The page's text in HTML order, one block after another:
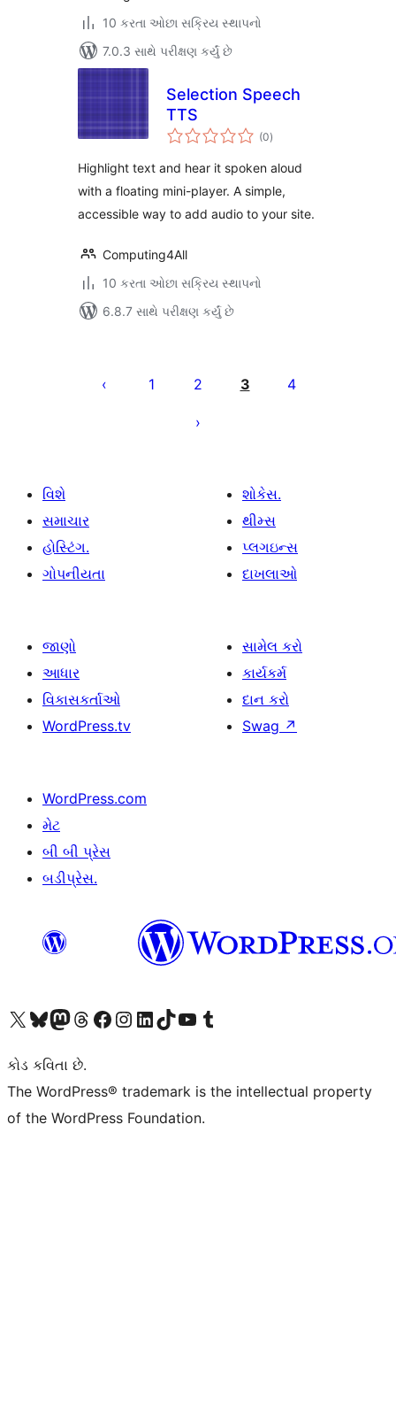
10 કરતા ઓછા સક્રિય સ્થાપનો
7.0.3 સાથે પરીક્ષણ કર્યું છે
Selection Speech
TTS
(0કુલ
રેટિંગ્સ
)
Highlight text and hear it spoken aloud
with a floating mini-player. A simple,
accessible way to add audio to your site.
Computing4All
10 કરતા ઓછા સક્રિય સ્થાપનો
6.8.7 સાથે પરીક્ષણ કર્યું છે
પૃષ્ઠ
1 2 3 4
વિશે
સમાચાર
હોસ્ટિંગ.
ગોપનીયતા
શોકેસ.
થીમ્સ
પ્લગઇન્સ
દાખલાઓ
જાણો
આધાર
વિકાસકર્તાઓ
WordPress.tv
સામેલ કરો
કાર્યકર્મ
દાન કરો
Swag ↗
WordPress.com
મેટ
બી બી પ્રેસ
બડીપ્રેસ.
અમારા X (અગાઉ ટ્વિટર) એકાઉન્ટની મુલાકાત લોઅમારા Bluesky એકાઉન્ટની મુલાકાત લોઅમારા માસ્ટોડોન એકાઉન્ટની મુલાકાત લોઅમારા Threads એકાઉન્ટની મુલાકાત લો અમારા ફેસબુક પેજની મુલાકાત લોઅમારા ઇન્સ્ટાગ્રામ એકાઉન્ટની મુલાકાત લો અમારા LinkedIn એકાઉન્ટની મુલાકાત લોઅમારા TikTok એકાઉન્ટની મુલાકાત લોઅમારી YouTube ચેનલની મુલાકાત લો અમારા Tumblr એકાઉન્ટની મુલાકાત લો
કોડ કવિતા છે.
The WordPress® trademark is the intellectual property
of the WordPress Foundation.